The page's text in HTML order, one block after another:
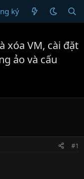
ký
xóa VM, cài đặt
ảo và cấu
#1